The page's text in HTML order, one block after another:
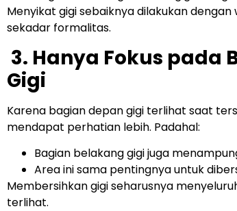
Menyikat gigi sebaiknya dilakukan
sekadar formalitas.
3. Hanya Fokus pada
Gigi
Karena bagian depan gigi terlihat saat
mendapat perhatian lebih. Padahal:
Bagian belakang gigi juga
Area ini sama pentingnya untuk
Membersihkan gigi seharusnya
terlihat.